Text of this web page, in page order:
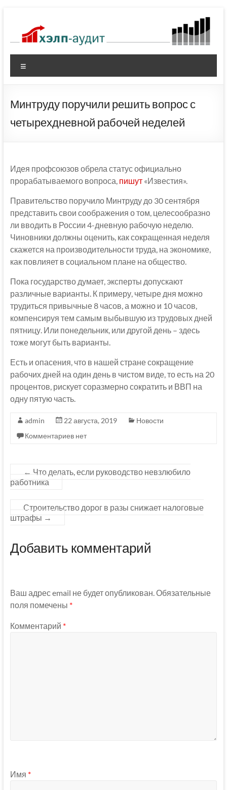
содержимому
Минтруду поручили решить вопрос с
четырехдневной рабочей неделей
Идея профсоюзов обрела статус официально
прорабатываемого вопроса, пишут«Известия».
Правительство поручило Минтруду до 30 сентября
представить свои соображения о том, целесообразно
ли вводить в России 4-дневную рабочую неделю.
Чиновники должны оценить, как сокращенная неделя
скажется на производительности труда, на экономике,
как повлияет в социальном плане на общество.
Пока государство думает, эксперты допускают
различные варианты. К примеру, четыре дня можно
трудиться привычные 8 часов, а можно и 10 часов,
компенсируя тем самым выбывшую из трудовых дней
пятницу. Или понедельник, или другой день – здесь
тоже могут быть варианты.
Есть и опасения, что в нашей стране сокращение
рабочих дней на один день в чистом виде, то есть на 20
процентов, рискует соразмерно сократить и ВВП на
одну пятую часть.
admin 22 августа, 2019
Новости
Комментариев нет
← Что делать, если руководство невзлюбило
работника
Строительство дорог в разы снижает налоговые
штрафы →
Добавить комментарий
Ваш адрес email не будет опубликован. Обязательные
поля помечены *
Комментарий *
Имя *